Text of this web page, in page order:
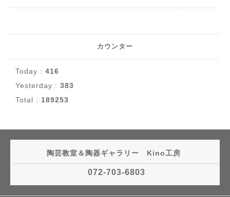
カウンター
Today : 416
Yesterday : 383
Total : 189253
陶芸教室＆陶器ギャラリー Kino工房
072-703-6803